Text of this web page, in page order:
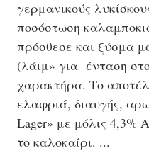
γερμανικούς
ποσόστωση
πρόσθεσε και ξύσμα
(λάιμ» για ένταση
χαρακτήρα. Το
ελαφριά, διαυγής,
Lager» με μόλις 4,3%
το καλοκαίρι.